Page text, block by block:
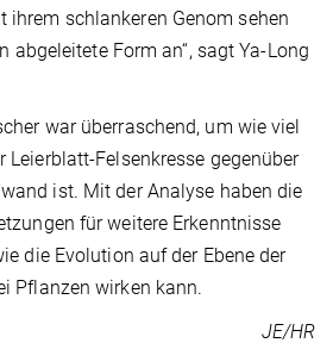
schlankeren Genom sehen
abgeleitete Form an“, sagt Ya-Long
war überraschend, um wie viel
Leierblatt-Felsenkresse gegenüber
ist. Mit der Analyse haben die
für weitere Erkenntnisse
die Evolution auf der Ebene der
Pflanzen wirken kann.
JE/HR